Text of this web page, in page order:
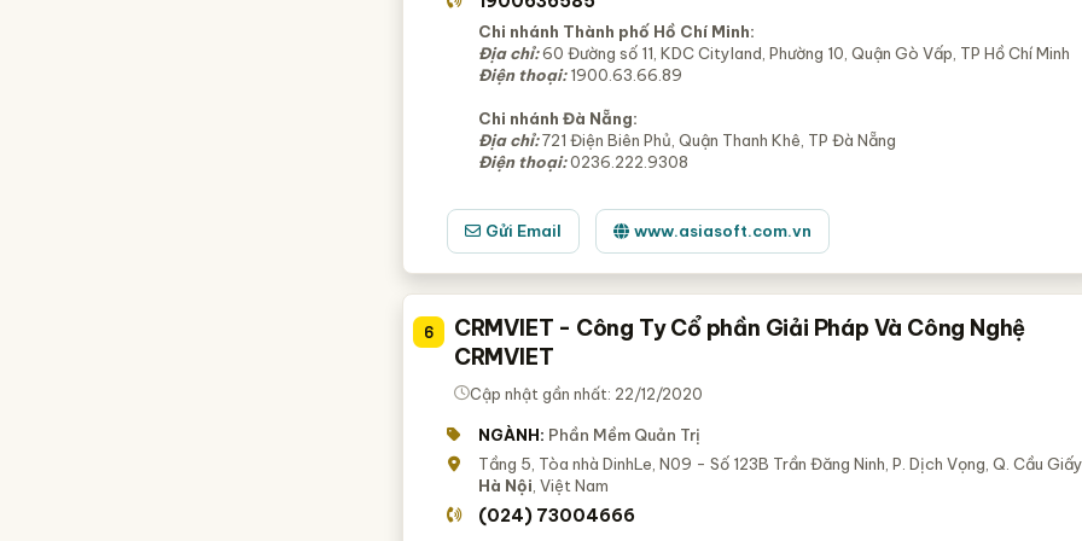
Chi nhánh Thành phố Hồ Chí Minh:
Địa chỉ:60 Đường số 11, KDC Cityland, Phường 10, Quận Gò Vấp, TP Hồ Chí Minh
Điện thoại:1900.63.66.89
Chi nhánh Đà Nẵng:
Địa chỉ:721 Điện Biên Phủ, Quận Thanh Khê, TP Đà Nẵng
Điện thoại:0236.222.9308
Gửi Email www.asiasoft.com.vn
6
CRMVIET - Công Ty Cổ phần Giải Pháp Và Công Nghệ
CRMVIET
Cập nhật gần nhất: 22/12/2020
NGÀNH: Phần Mềm Quản Trị
Tầng 5, Tòa nhà DinhLe, N09 - Số 123B Trần Đăng Ninh, P. Dịch Vọng, Q. Cầu
Hà Nội , Việt Nam
(024) 73004666